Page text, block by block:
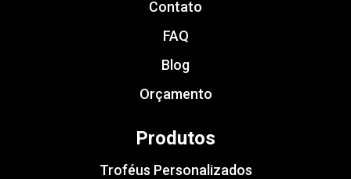
Contato
FAQ
Blog
Orçamento
Produtos
Troféus Personalizados